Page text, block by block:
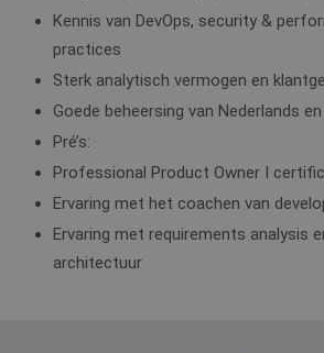
Kennis van DevOps, security &
practices
Sterk analytisch vermogen en
Goede beheersing van Nederlands en
Pré’s:
Professional Product Owner I
Ervaring met het coachen van
Ervaring met requirements analysis
architectuur